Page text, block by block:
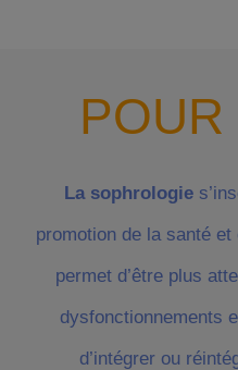
La sophrologie
promotion de la santé
permet d’être plus
dysfonctionnements
d’intégrer ou